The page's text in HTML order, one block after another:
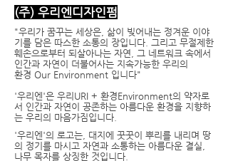
(주) 우리엔디자인펌
"우리가 꿈꾸는 세상은, 삶이 빚어내는 정겨운 이야
기를 담은 따스한 소통의 장입니다. 그리고 무절제한
훼손으로부터 되살아나는 자연, 그 네트워크 속에서
인간과 자연이 더불어사는 지속가능한 우리의
환경 Our Environment 입니다"
​'우리엔'은 우리URI + 환경Environment의 약자로
서 인간과 자연이 공존하는 아름다운 환경을 지향하
는 우리의 마음가짐입니다.
​​'우리엔'의 로고는, 대지에 꿋꿋이 뿌리를 내리며 땅
의 정기를 마시고 자연과 소통하는 아름다운 결실,
나무 목자를 상징한 것입니다.